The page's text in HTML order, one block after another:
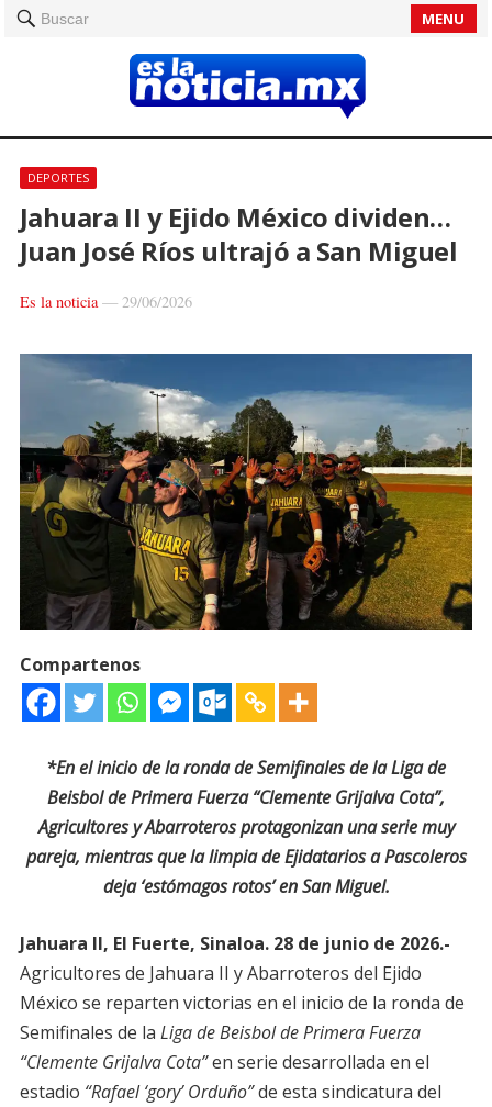
Buscar MENU
DEPORTES
Jahuara II y Ejido México dividen…
Juan José Ríos ultrajó a San Miguel
Es la noticia— 29/06/2026
Compartenos
*En el inicio de la ronda de Semifinales de la Liga de
Beisbol de Primera Fuerza “Clemente Grijalva Cota”,
Agricultores y Abarroteros protagonizan una serie muy
pareja, mientras que la limpia de Ejidatarios a Pascoleros
deja ‘estómagos rotos’ en San Miguel.
Jahuara II, El Fuerte, Sinaloa. 28 de junio de 2026.-
Agricultores de Jahuara II y Abarroteros del Ejido
México se reparten victorias en el inicio de la ronda de
Semifinales de la Liga de Beisbol de Primera Fuerza
“Clemente Grijalva Cota”en serie desarrollada en el
estadio “Rafael ‘gory’ Orduño”de esta sindicatura del